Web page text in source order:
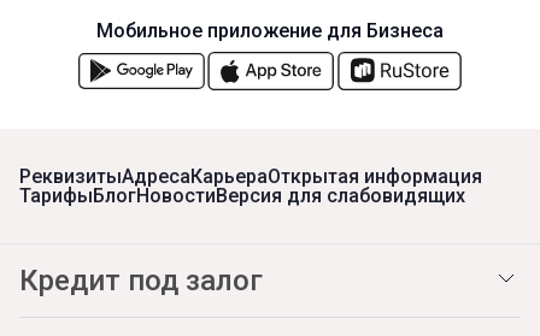
РеквизитыАдресаКарьераОткрытая информация
ТарифыБлогНовостиВерсия для слабовидящих
Кредит под залог
Мобильное приложение для Бизнеса